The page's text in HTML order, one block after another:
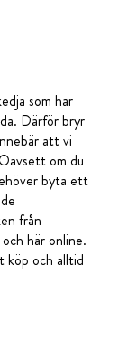
som har
Därför bryr
att vi
om du
byta ett
från
här online.
köp och alltid